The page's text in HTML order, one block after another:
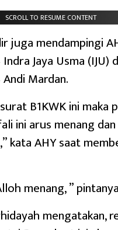
SCROLL TO RESUME CONTENT
juga mendampingi
Jaya Usma (IJU)
Mardan.
B1KWK ini maka
ini arus menang
kata AHY saat
menang, ”
mengatakan,